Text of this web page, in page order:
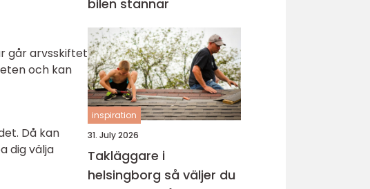
går arvsskiftet
och kan
Då kan
dig välja
bilen stannar
inspiration
31. July 2026
Takläggare i
helsingborg så väljer du